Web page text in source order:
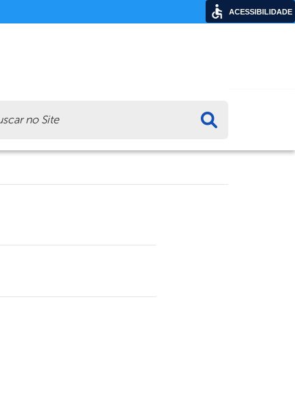
ACESSIBILIDADE